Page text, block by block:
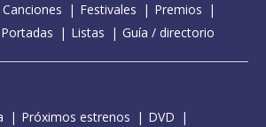
Canciones Festivales
Premios
Portadas Listas Guía / directorio
Próximos estrenos
DVD